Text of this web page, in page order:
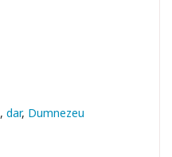
dar Dumnezeu